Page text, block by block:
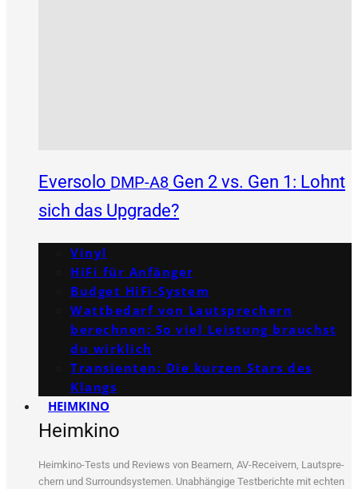
Eversolo DMP-A8 Gen 2 vs. Gen 1: Lohnt
sich das Upgrade?
Vinyl
HiFi für Anfänger
Budget HiFi-System
Wattbedarf von Lautsprechern
berechnen: So viel Leistung brauchst
du wirklich
Transienten: Die kurzen Stars des
Klangs
HEIMKINO
Heimkino
Heim­ki­no-Tests und Reviews von Bea­mern, AV-Recei­vern, Laut­spre­
chern und Sur­round­sys­te­men. Unab­hän­gi­ge Test­be­rich­te mit ech­ten